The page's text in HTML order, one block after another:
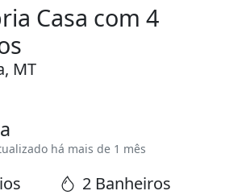
Casa com 4
MT
há mais de 1 mês
2 Banheiros